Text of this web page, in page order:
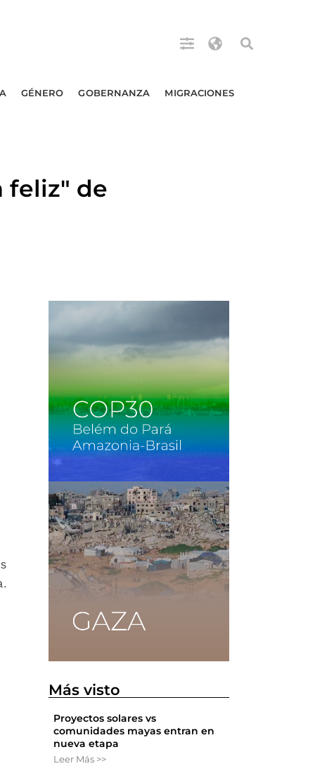
GÉNERO GOBERNANZA MIGRACIONES
feliz" de
Más visto
Proyectos solares vs
comunidades mayas entran en
nueva etapa
Leer Más >>